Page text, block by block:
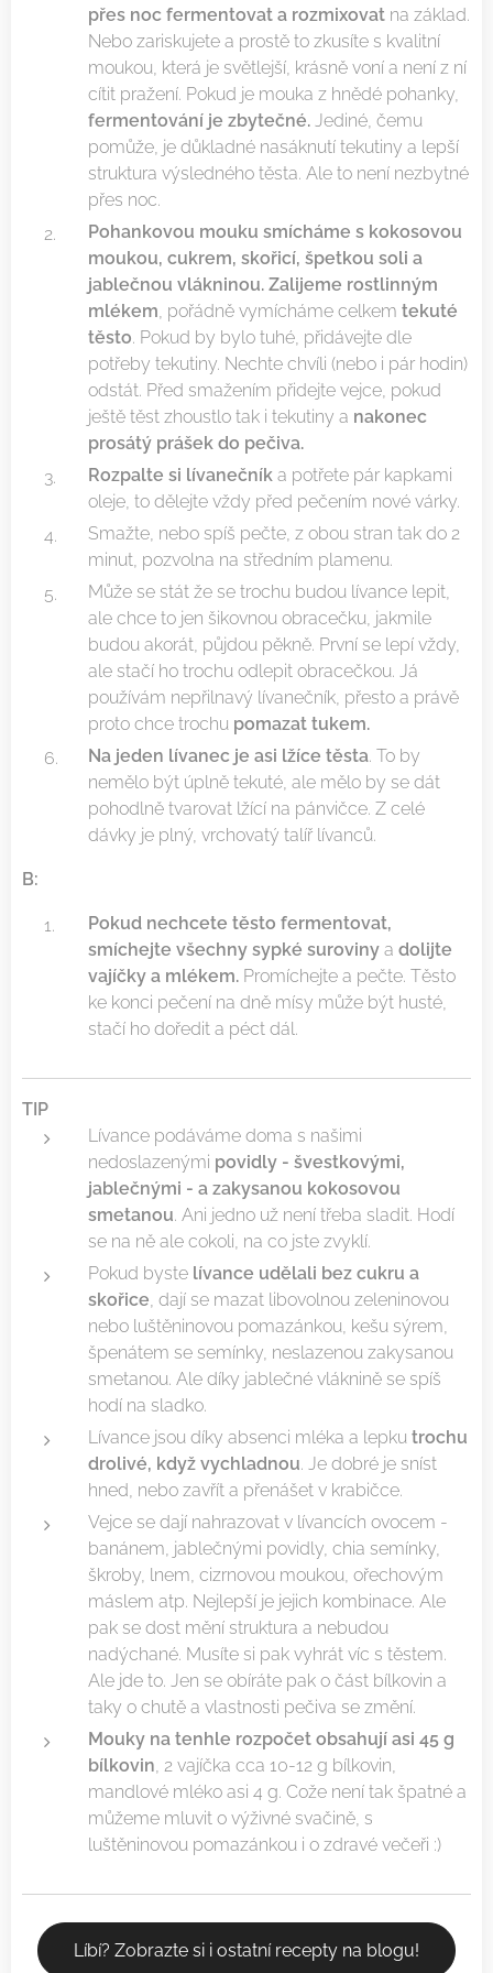
přes noc fermentovat a rozmixovat na základ.
Nebo zariskujete a prostě to zkusíte s kvalitní
moukou, která je světlejší, krásně voní a není z ní
cítit pražení. Pokud je mouka z hnědé pohanky,
fermentování je zbytečné. Jediné, čemu
pomůže, je důkladné nasáknutí tekutiny a lepší
struktura výsledného těsta. Ale to není nezbytné
přes noc.
Pohankovou mouku smícháme s kokosovou
moukou, cukrem, skořicí, špetkou soli a
jablečnou vlákninou. Zalijeme rostlinným
mlékem, pořádně vymícháme celkem tekuté
těsto. Pokud by bylo tuhé, přidávejte dle
potřeby tekutiny. Nechte chvíli (nebo i pár hodin)
odstát. Před smažením přidejte vejce, pokud
ještě těst zhoustlo tak i tekutiny a nakonec
prosátý prášek do pečiva.
Rozpalte si lívanečník a potřete pár kapkami
oleje, to dělejte vždy před pečením nové várky.
Smažte, nebo spíš pečte, z obou stran tak do 2
minut, pozvolna na středním plamenu.
Může se stát že se trochu budou lívance lepit,
ale chce to jen šikovnou obracečku, jakmile
budou akorát, půjdou pěkně. První se lepí vždy,
ale stačí ho trochu odlepit obracečkou. Já
používám nepřilnavý lívanečník, přesto a právě
proto chce trochu pomazat tukem.
Na jeden lívanec je asi lžíce těsta. To by
nemělo být úplně tekuté, ale mělo by se dát
pohodlně tvarovat lžící na pánvičce. Z celé
dávky je plný, vrchovatý talíř lívanců.
B:
Pokud nechcete těsto fermentovat,
smíchejte všechny sypké suroviny a dolijte
vajíčky a mlékem. Promíchejte a pečte. Těsto
ke konci pečení na dně mísy může být husté,
stačí ho doředit a péct dál.
TIP
Lívance podáváme doma s našimi
nedoslazenými povidly - švestkovými,
jablečnými - a zakysanou kokosovou
smetanou. Ani jedno už není třeba sladit. Hodí
se na ně ale cokoli, na co jste zvyklí.
Pokud byste lívance udělali bez cukru a
skořice, dají se mazat libovolnou zeleninovou
nebo luštěninovou pomazánkou, kešu sýrem,
špenátem se semínky, neslazenou zakysanou
smetanou. Ale díky jablečné vláknině se spíš
hodí na sladko.
Lívance jsou díky absenci mléka a lepku trochu
drolivé, když vychladnou. Je dobré je sníst
hned, nebo zavřít a přenášet v krabičce.
Vejce se dají nahrazovat v lívancích ovocem -
banánem, jablečnými povidly, chia semínky,
škroby, lnem, cizrnovou moukou, ořechovým
máslem atp. Nejlepší je jejich kombinace. Ale
pak se dost mění struktura a nebudou
nadýchané. Musíte si pak vyhrát víc s těstem.
Ale jde to. Jen se obíráte pak o část bílkovin a
taky o chutě a vlastnosti pečiva se změní.
Mouky na tenhle rozpočet obsahují asi 45 g
bílkovin, 2 vajíčka cca 10-12 g bílkovin,
mandlové mléko asi 4 g. Cože není tak špatné a
můžeme mluvit o výživné svačině, s
luštěninovou pomazánkou i o zdravé večeři :)
Líbí? Zobrazte si i ostatní recepty na blogu!